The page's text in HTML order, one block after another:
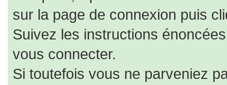
sur la page de connexion puis
Suivez les instructions
vous connecter.
Si toutefois vous ne parveniez